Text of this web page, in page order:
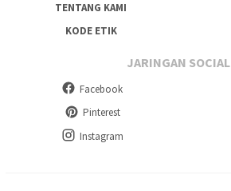
TENTANG KAMI
KODE ETIK
JARINGAN SOCIAL
Facebook
Pinterest
Instagram